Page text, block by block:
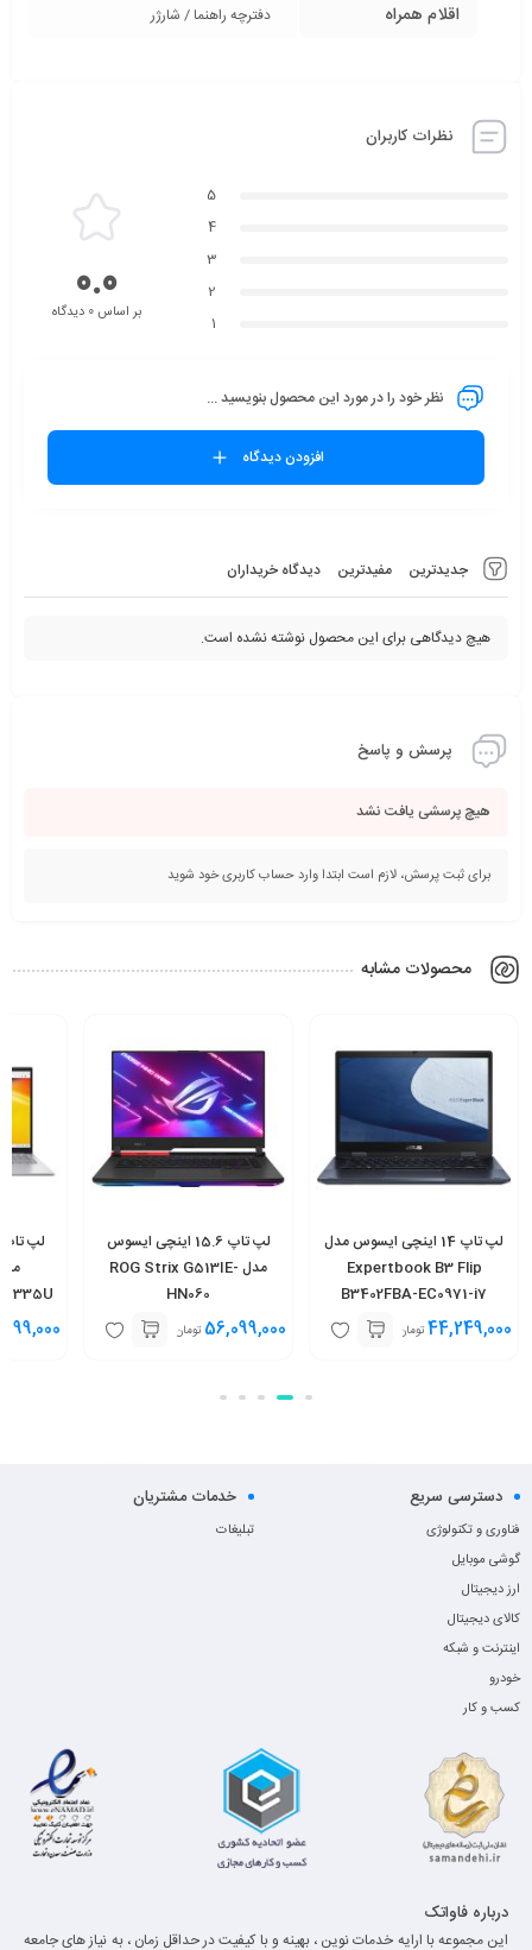
اقلام همراه دفترچه راهنما / شارژر
نظرات کاربران
جدیدترین مفیدترین دیدگاه خریداران
هیچ دیدگاهی برای این محصول نوشته نشده است.
5
4
3
2
1
0.0
بر اساس 0 دیدگاه
نظر خود را در مورد این محصول بنویسید ...
افزودن دیدگاه
پرسش و پاسخ
هیچ پرسشی یافت نشد
برای ثبت پرسش، لازم است ابتدا وارد حساب کاربری خود شوید
محصولات مشابه
لپ تاپ 14 اینچی ایسوس مدل
Expertbook B3 Flip
B3402FBA-EC0971-i7
1255U 16GB 512SSD
44,249,000 تومان
لپ تاپ 15.6 اینچی ایسوس
مدل ROG Strix G513IE-
HN060
56,099,000 تومان
1335U
دسترسی سریع
فناوری و تکنولوژی
گوشی موبایل
ارز دیجیتال
کالای دیجیتال
اینترنت و شبکه
خودرو
کسب و کار
خدمات مشتریان
تبلیغات
درباره فاواتک
این مجموعه با ارایه خدمات نوین ، بهینه و با کیفیت در حداقل زمان ، به نیاز های جامعه